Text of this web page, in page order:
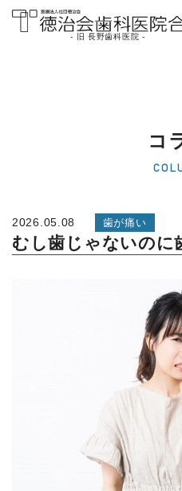
医院]｜熊本県
- 旧 長野歯科医院 -
コ
2026.05.08 歯が痛い
むし歯じゃないのに